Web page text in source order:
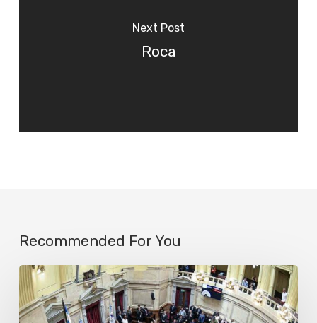
Next Post
Roca
Recommended For You
Más
de